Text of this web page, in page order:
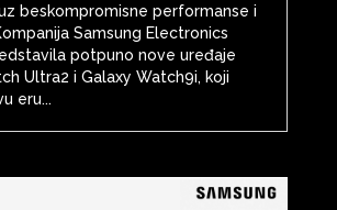
beskompromisne performanse i
Samsung Electronics
potpuno nove uređaje
Ultra2 i Galaxy Watch9i, koji
eru...